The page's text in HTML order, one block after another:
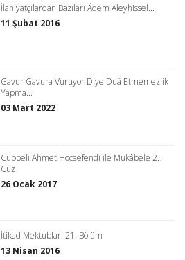
İlahiyatçılardan Bazıları Âdem Aleyhissel...
11 Şubat 2016
Gavur Gavura Vuruyor Diye Duâ Etmemezlik
Yapma...
03 Mart 2022
Cübbeli Ahmet Hocaefendi ile Mukâbele 2.
Cüz
26 Ocak 2017
İtikad Mektubları 21. Bölüm
13 Nisan 2016